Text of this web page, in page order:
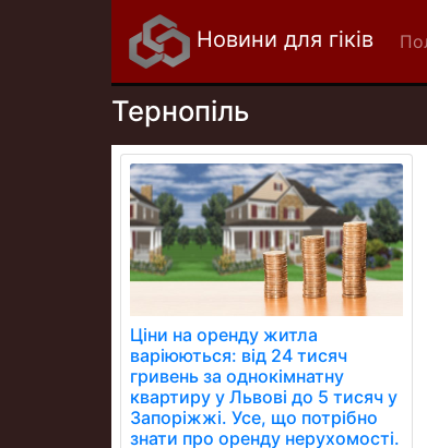
Новини для гіків
Тернопіль
Ціни на оренду житла
варіюються: від 24 тисяч
гривень за однокімнатну
квартиру у Львові до 5 тисяч у
Запоріжжі. Усе, що потрібно
знати про оренду нерухомості.